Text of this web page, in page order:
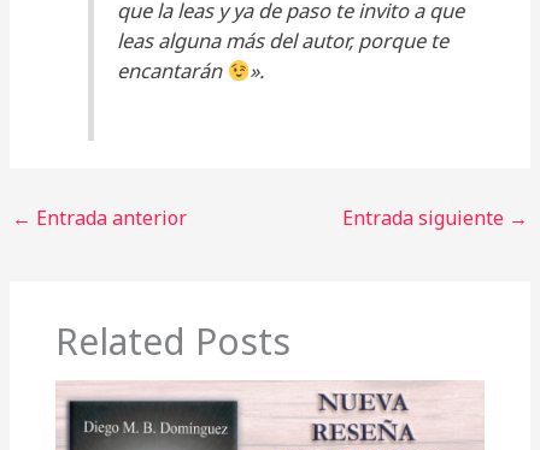
que la leas y ya de paso te invito a que
leas alguna más del autor, porque te
encantarán
».
← Entrada anterior Entrada siguiente →
Related Posts